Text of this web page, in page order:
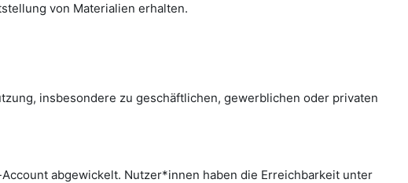
von Materialien erhalten.
insbesondere zu geschäftlichen, gewerblichen oder privaten
abgewickelt. Nutzer*innen haben die Erreichbarkeit unter